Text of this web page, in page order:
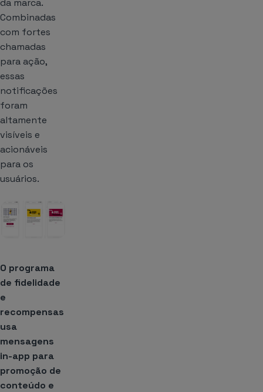
da marca.
Combinadas
com fortes
chamadas
para ação,
essas
notificações
foram
altamente
visíveis e
acionáveis
para os
usuários.
O programa
de fidelidade
e
recompensas
usa
mensagens
in-app para
promoção de
conteúdo e